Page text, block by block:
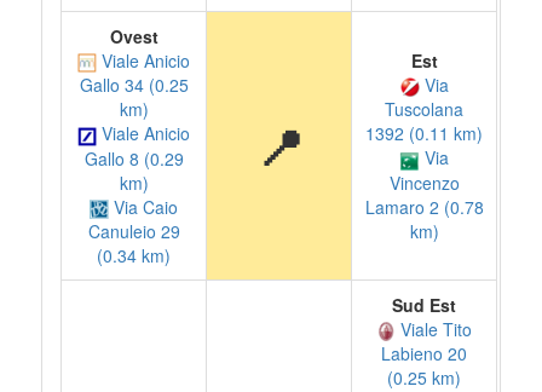
Ovest
Viale Anicio
Gallo 34 (0.25
km)
Viale Anicio
Gallo 8 (0.29
km)
Via Caio
Canuleio 29
(0.34 km)
📍
Est
Via
Tuscolana
1392 (0.11 km)
Via
Vincenzo
Lamaro 2 (0.78
km)
Sud Est
Viale Tito
Labieno 20
(0.25 km)